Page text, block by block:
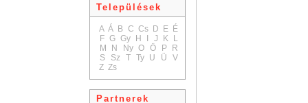
Települések
A Á B C Cs D E É
F G Gy H J K
L
M
N Ny O Ö P
R
S
Sz T Ty U Ü
V
Z Zs
Partnerek